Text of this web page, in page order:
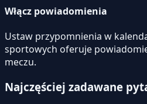
Włącz powiadomienia
Ustaw przypomnienia w
sportowych oferuje
meczu.
Najczęściej zadawane